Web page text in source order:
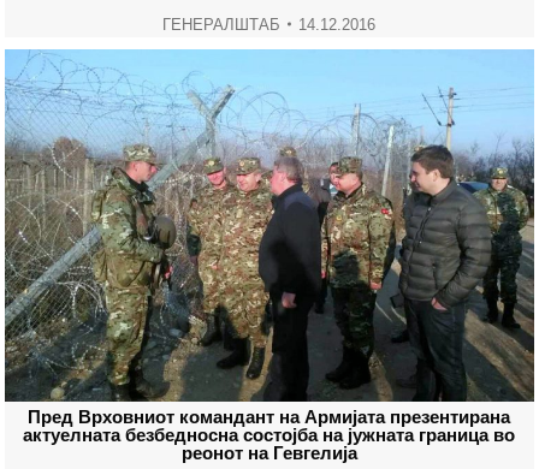
ГЕНЕРАЛШТАБ 14.12.2016
Пред Врховниот командант на Армијата презентирана
актуелната безбедносна состојба на јужната граница во
реонот на Гевгелија